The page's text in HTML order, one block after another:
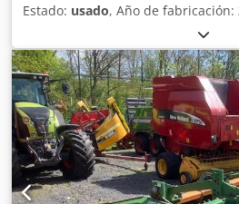
Estado: usado, Año de fabricación: